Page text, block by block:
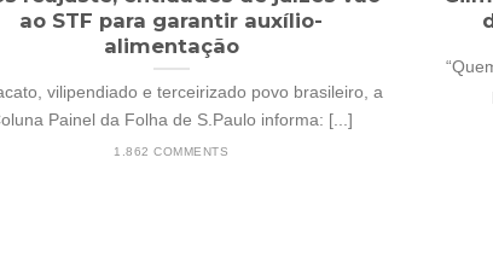
ao STF para garantir auxílio-
alimentação
vilipendiado e terceirizado povo brasileiro, a
Painel da Folha de S.Paulo informa: [...]
1.862 COMMENTS